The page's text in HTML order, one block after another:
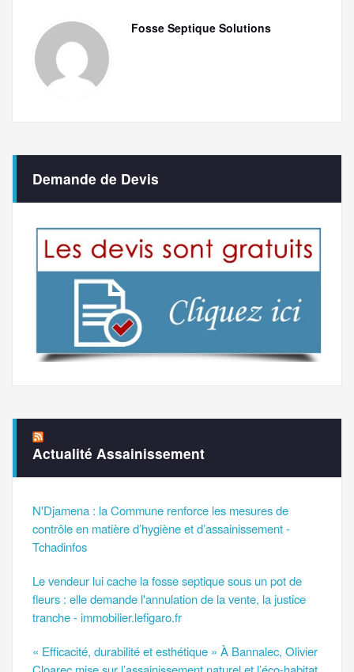
Fosse Septique Solutions
Demande de Devis
Actualité Assainissement
N'Djamena : la Commune renforce les mesures de
contrôle en matière d’hygiène et d’assainissement -
Tchadinfos
Le vendeur lui cache la fosse septique sous un pot de
fleurs : elle demande l'annulation de la vente, la justice
tranche - immobilier.lefigaro.fr
« Efficacité, durabilité et esthétique » À Bannalec, Olivier